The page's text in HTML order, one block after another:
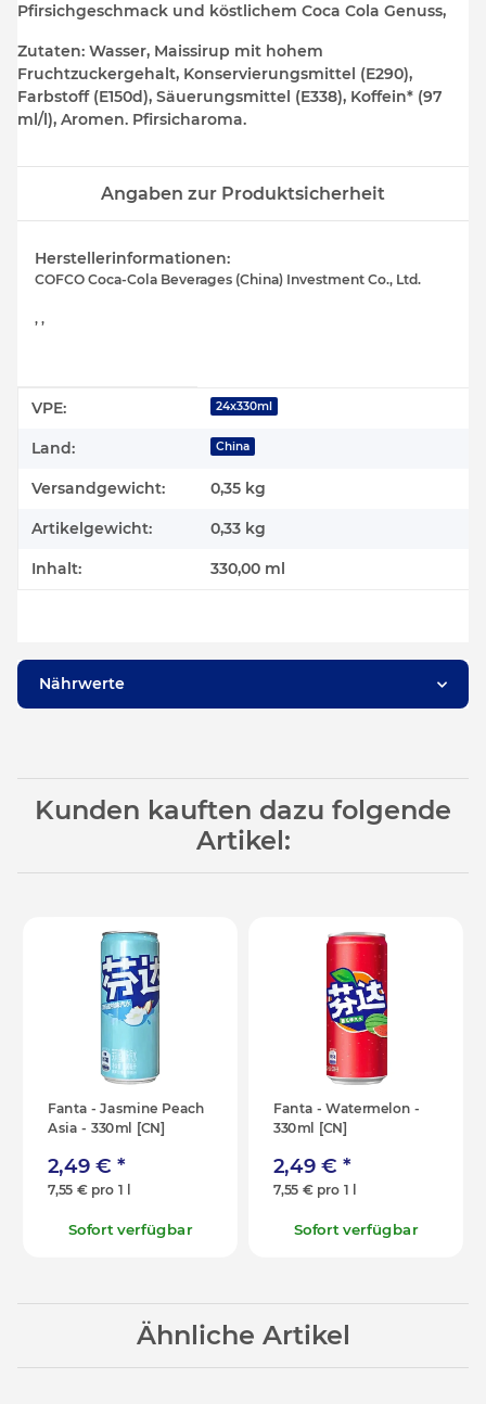
Pfirsichgeschmack und köstlichem Coca Cola Genuss,
Zutaten: Wasser, Maissirup mit hohem
Fruchtzuckergehalt, Konservierungsmittel (E290),
Farbstoff (E150d), Säuerungsmittel (E338), Koffein* (97
ml/l), Aromen. Pfirsicharoma.
Angaben zur Produktsicherheit
Herstellerinformationen:
COFCO Coca-Cola Beverages (China) Investment Co., Ltd.
, ,
Produkteigenschaft
Wert
VPE: 24x330ml
Land: China
Versandgewicht: 0,35 kg
Artikelgewicht: 0,33 kg
Inhalt: 330,00 ml
Nährwerte
Kunden kauften dazu folgende
Artikel:
Fanta - Jasmine Peach
Asia - 330ml [CN]
2,49 € *
7,55 € pro 1 l
Sofort verfügbar
Fanta - Watermelon -
330ml [CN]
2,49 € *
7,55 € pro 1 l
Sofort verfügbar
Ähnliche Artikel